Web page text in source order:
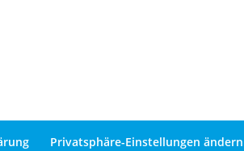
Privatsphäre-Einstellungen ändern